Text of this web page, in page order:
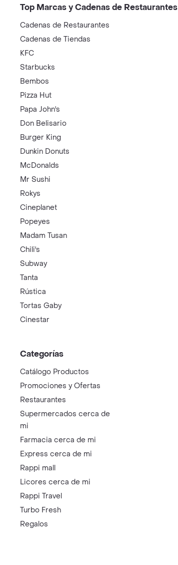
Top Marcas y Cadenas de Restaurantes
Cadenas de Restaurantes
Cadenas de Tiendas
KFC
Starbucks
Bembos
Pizza Hut
Papa John's
Don Belisario
Burger King
Dunkin Donuts
McDonalds
Mr Sushi
Rokys
Cineplanet
Popeyes
Madam Tusan
Chili's
Subway
Tanta
Rústica
Tortas Gaby
Cinestar
Categorías
Catálogo Productos
Promociones y Ofertas
Restaurantes
Supermercados cerca de
mi
Farmacia cerca de mi
Express cerca de mi
Rappi mall
Licores cerca de mi
Rappi Travel
Turbo Fresh
Regalos